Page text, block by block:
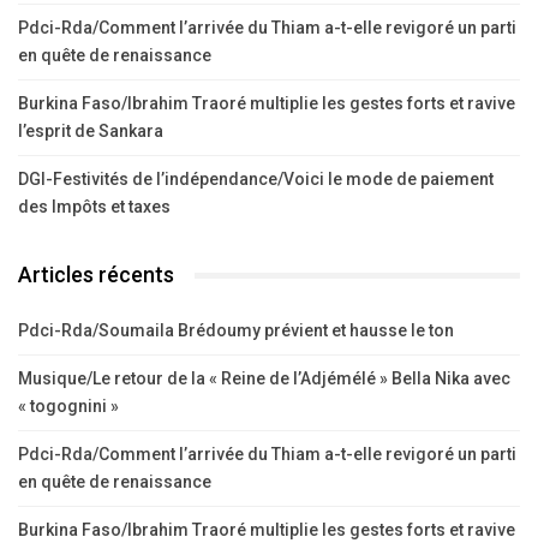
Pdci-Rda/Comment l’arrivée du Thiam a-t-elle revigoré un parti
en quête de renaissance
Burkina Faso/Ibrahim Traoré multiplie les gestes forts et ravive
l’esprit de Sankara
DGI-Festivités de l’indépendance/Voici le mode de paiement
des Impôts et taxes
Articles récents
Pdci-Rda/Soumaila Brédoumy prévient et hausse le ton
Musique/Le retour de la « Reine de l’Adjémélé » Bella Nika avec
« togognini »
Pdci-Rda/Comment l’arrivée du Thiam a-t-elle revigoré un parti
en quête de renaissance
Burkina Faso/Ibrahim Traoré multiplie les gestes forts et ravive